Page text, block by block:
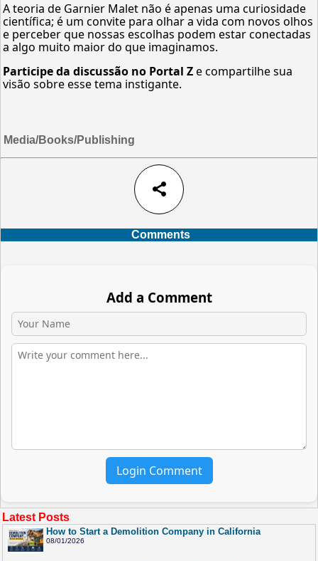
A teoria de Garnier Malet não é apenas uma curiosidade
científica; é um convite para olhar a vida com novos olhos
e perceber que nossas escolhas podem estar conectadas
a algo muito maior do que imaginamos.
Participe da discussão no Portal Ze compartilhe sua
visão sobre esse tema instigante.
Media/Books/Publishing
share
Comments
Add a Comment
Login Comment
Latest Posts
How to Start a Demolition Company in California
08/01/2026